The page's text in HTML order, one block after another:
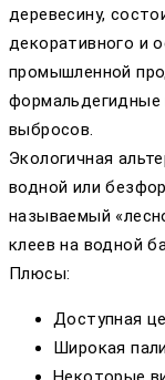
деревесину,
декоративного и
промышленной
формальдегидные
выбросов.
Экологичная
водной или
называемый
клеев на водной
Плюсы:
Доступная
Широкая